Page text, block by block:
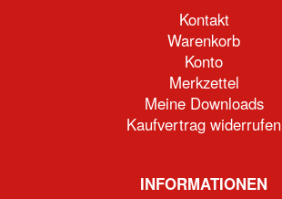
Kontakt
Warenkorb
Konto
Merkzettel
Meine Downloads
Kaufvertrag widerrufen
INFORMATIONEN